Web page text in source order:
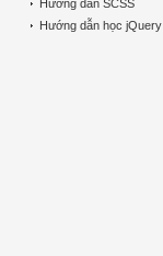
Hướng dẫn SCSS
Hướng dẫn học jQuery